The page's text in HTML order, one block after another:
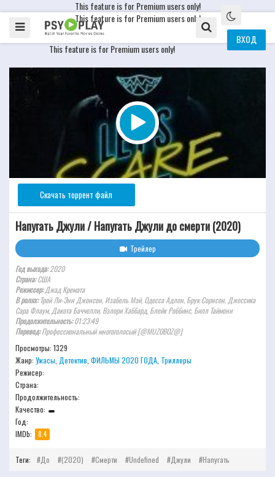
This feature is for Premium users only!
This feature is for Premium users only!
ВХОД
This feature is for Premium users only!
Скачать торрент файл
Напугать Джули / Напугать Джули до смерти (2020)
Трейлер
Год выхода:2020
Страна:США
Режиссер:Джад Кремата
В ролях:Трой Ли-Энн Джонсон, Изабель Мэй, Одесса Адлон, Брук Сорнсон, Джессика
Сара Флаум, Дакота Баччелли, Вэлори Хаббард, Блейк Роббинс, Билл Таймони
Продолжительность:01:23:49
Перевод:Профессиональный многоголосый [@MUZOBOZ@]
Просмотры: 1329
Жанр: Ужасы Детектив ФИЛЬМЫ 2020 ГОДА Триллеры
Режисер:
Страна:
Продолжительность:
Качество:
Год:
IMDb:
8.4
Теги: До (2020) Смерти Undefined Джули Напугать